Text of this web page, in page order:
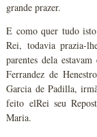
grande prazer.
E como quer tudo
Rei, todavia prazia-
parentes dela
Ferrandez de
Garcia de Padilla,
feito elRei seu
Maria.